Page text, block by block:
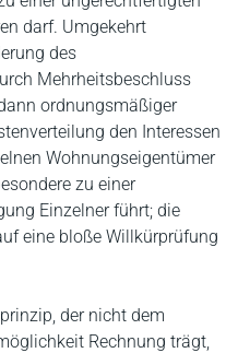
darf. Umgekehrt
des
Mehrheitsbeschluss
ordnungsmäßiger
den Interessen
Wohnungseigentümer
zu einer
Einzelner führt; die
eine bloße Willkürprüfung
der nicht dem
Rechnung trägt,